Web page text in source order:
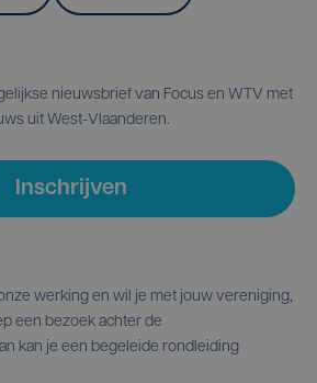
nieuwsbrief van Focus en WTV met
uit West-Vlaanderen.
Inschrijven
werking en wil je met jouw vereniging,
een bezoek achter de
kan je een begeleide rondleiding